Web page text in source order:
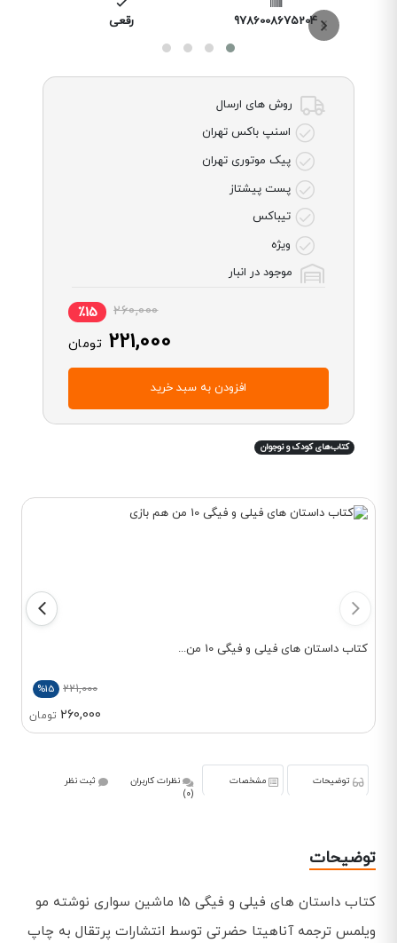
9786008675204 رقعی
روش های ارسال
اسنپ باکس تهران
پیک موتوری تهران
پست پیشتاز
تیباکس
ویژه
موجود در انبار
260,000 ٪15
221,000 تومان
افزودن به سبد خرید
کتاب‌های کودک و نوجوان
کتاب داستان های فیلی و فیگی 10 من...
221,000
%15
260,000 تومان
توضیحات مشخصات
نظرات کاربران
(0)
ثبت نظر
توضیحات
کتاب داستان های فیلی و فیگی 15 ماشین سواری نوشته مو
ویلمس ترجمه آناهیتا حضرتی توسط انتشارات پرتقال به چاپ